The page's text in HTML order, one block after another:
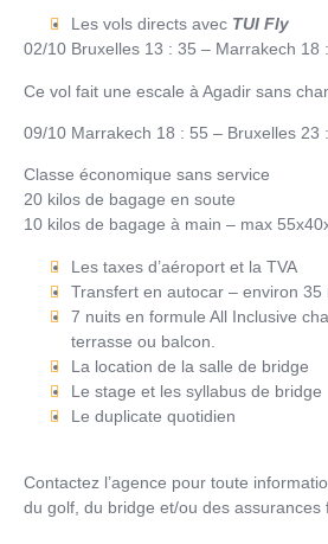
Les vols directs avec TUI Fly
02/10 Bruxelles 13 : 35 – Marrakech 18
Ce vol fait une escale à Agadir sans
09/10 Marrakech 18 : 55 – Bruxelles 23
Classe économique sans service
20 kilos de bagage en soute
10 kilos de bagage à main – max
Les taxes d’aéroport et la TVA
Transfert en autocar – environ 35
7 nuits en formule All Inclusive
terrasse ou balcon.
La location de la salle de bridge
Le stage et les syllabus de bridge
Le duplicate quotidien
Contactez l’agence pour toute
du golf, du bridge et/ou des assurances